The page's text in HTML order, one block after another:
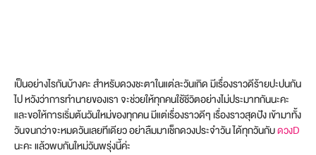
เป็นอย่างไรกันบ้างคะ สำหรับดวงชะตาในแต่ละวันเกิด มีเรื่องราวดีร้ายปะปนกัน
ไป หวังว่าการทำนายของเรา จะช่วยให้ทุกคนใช้ชีวิตอย่างไม่ประมาทกันนะคะ
และขอให้การเริ่มต้นวันใหม่ของทุกคน มีแต่เรื่องราวดีๆ เรื่องราวสุดปัง เข้ามาทั้ง
วันจนกว่าจะหมดวันเลยทีเดียว อย่าลืมมาเช็กดวงประจำวัน ได้ทุกวันกับดวงD
นะคะ แล้วพบกันใหม่วันพรุ่งนี้ค่ะ